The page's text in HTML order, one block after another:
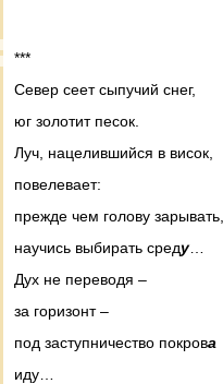
***
Север сеет сыпучий снег,
юг золотит песок.
Луч, нацелившийся в висок,
повелевает:
прежде чем голову зарывать,
научись выбирать среду…
Дух не переводя –
за горизонт –
под заступничество покрова
иду…